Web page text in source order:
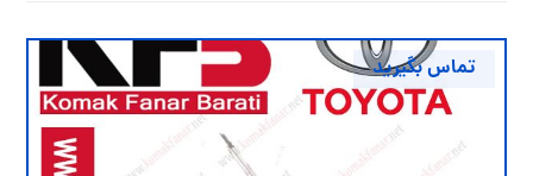
تماس بگیرید